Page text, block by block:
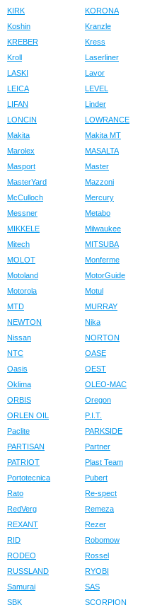
KIRK
KORONA
Koshin
Kranzle
KREBER
Kress
Kroll
Laserliner
LASKI
Lavor
LEICA
LEVEL
LIFAN
Linder
LONCIN
LOWRANCE
Makita
Makita MT
Marolex
MASALTA
Masport
Master
MasterYard
Mazzoni
McCulloch
Mercury
Messner
Metabo
MIKKELE
Milwaukee
Mitech
MITSUBA
MOLOT
Monferme
Motoland
MotorGuide
Motorola
Motul
MTD
MURRAY
NEWTON
Nika
Nissan
NORTON
NTC
OASE
Oasis
OEST
Oklima
OLEO-MAC
ORBIS
Oregon
ORLEN OIL
P.I.T.
Paclite
PARKSIDE
PARTISAN
Partner
PATRIOT
Plast Team
Portotecnica
Pubert
Rato
Re-spect
RedVerg
Remeza
REXANT
Rezer
RID
Robomow
RODEO
Rossel
RUSSLAND
RYOBI
Samurai
SAS
SBK
SCORPION